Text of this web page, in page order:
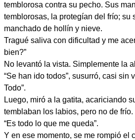
temblorosa contra su pecho. Sus
temblorosas, la protegían del frío; su
manchado de hollín y nieve.
Tragué saliva con dificultad y me
bien?”
No levantó la vista. Simplemente la
“Se han ido todos”, susurró, casi sin
Todo”.
Luego, miró a la gatita, acariciando
temblaban los labios, pero no de frío.
“Es todo lo que me queda”.
Y en ese momento, se me rompió el